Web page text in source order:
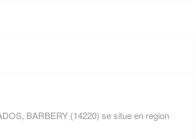
BARBERY (14220) se situe en region